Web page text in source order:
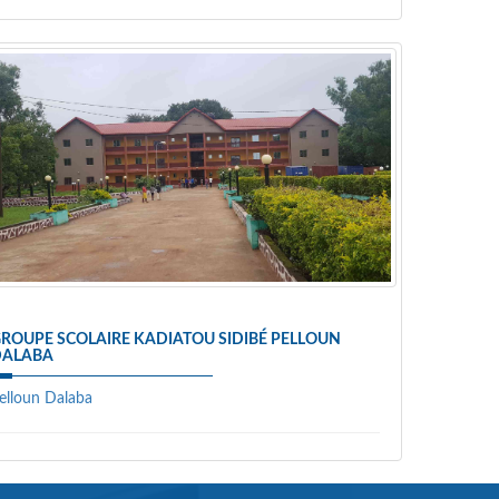
SCOLAIRE KADIATOU SIDIBÉ PELLOUN
Dalaba